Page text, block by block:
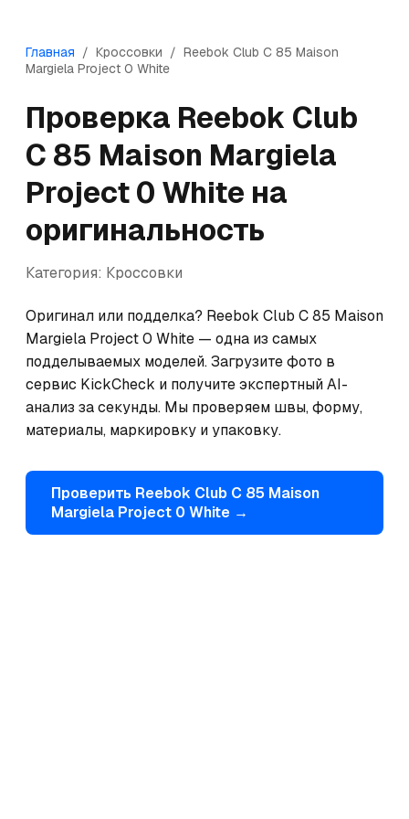
Главная / Кроссовки / Reebok Club C 85 Maison
Margiela Project 0 White
Проверка Reebok Club
C 85 Maison Margiela
Project 0 White на
оригинальность
Категория: Кроссовки
Оригинал или подделка? Reebok Club C 85 Maison
Margiela Project 0 White — одна из самых
подделываемых моделей. Загрузите фото в
сервис KickCheck и получите экспертный AI-
анализ за секунды. Мы проверяем швы, форму,
материалы, маркировку и упаковку.
Проверить Reebok Club C 85 Maison
Margiela Project 0 White →